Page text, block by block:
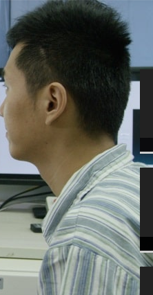
Technologies），使
或惡性。醫師通常很難
生存率僅 17%。
種外觀的結節。」